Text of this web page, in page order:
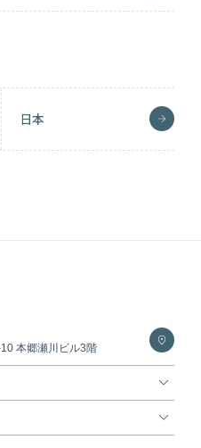
日本
本郷瀬川ビル3階